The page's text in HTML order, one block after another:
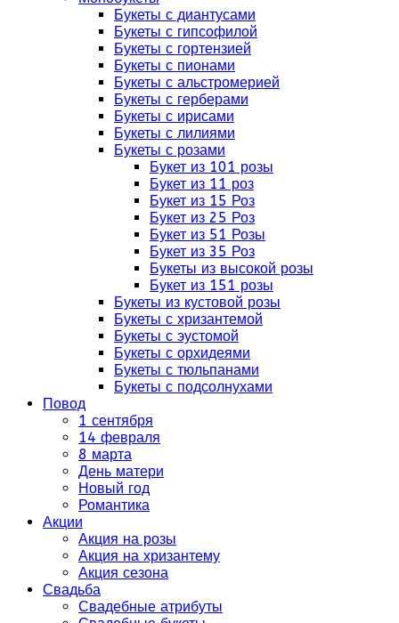
Букеты с диантусами
Букеты с гипсофилой
Букеты с гортензией
Букеты с пионами
Букеты с альстромерией
Букеты с герберами
Букеты с ирисами
Букеты с лилиями
Букеты с розами
Букет из 101 розы
Букет из 11 роз
Букет из 15 Роз
Букет из 25 Роз
Букет из 51 Розы
Букет из 35 Роз
Букеты из высокой розы
Букет из 151 розы
Букеты из кустовой розы
Букеты с хризантемой
Букеты с эустомой
Букеты с орхидеями
Букеты с тюльпанами
Букеты с подсолнухами
Повод
1 сентября
14 февраля
8 марта
День матери
Новый год
Романтика
Акции
Акция на розы
Акция на хризантему
Акция сезона
Свадьба
Свадебные атрибуты